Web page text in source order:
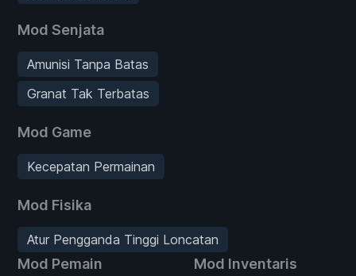
Mod Senjata
Amunisi Tanpa Batas
Granat Tak Terbatas
Mod Game
Kecepatan Permainan
Mod Fisika
Atur Pengganda Tinggi Loncatan
Mod Pemain Mod Inventaris